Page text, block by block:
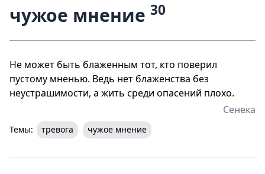
чужое мнение 30
Не может быть блаженным тот, кто поверил
пустому мненью. Ведь нет блаженства без
неустрашимости, а жить среди опасений плохо.
Сенека
Темы: тревога чужое мнение